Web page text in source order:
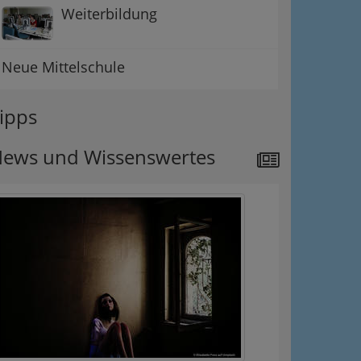
Weiterbildung
Neue Mittelschule
und Wissenswertes